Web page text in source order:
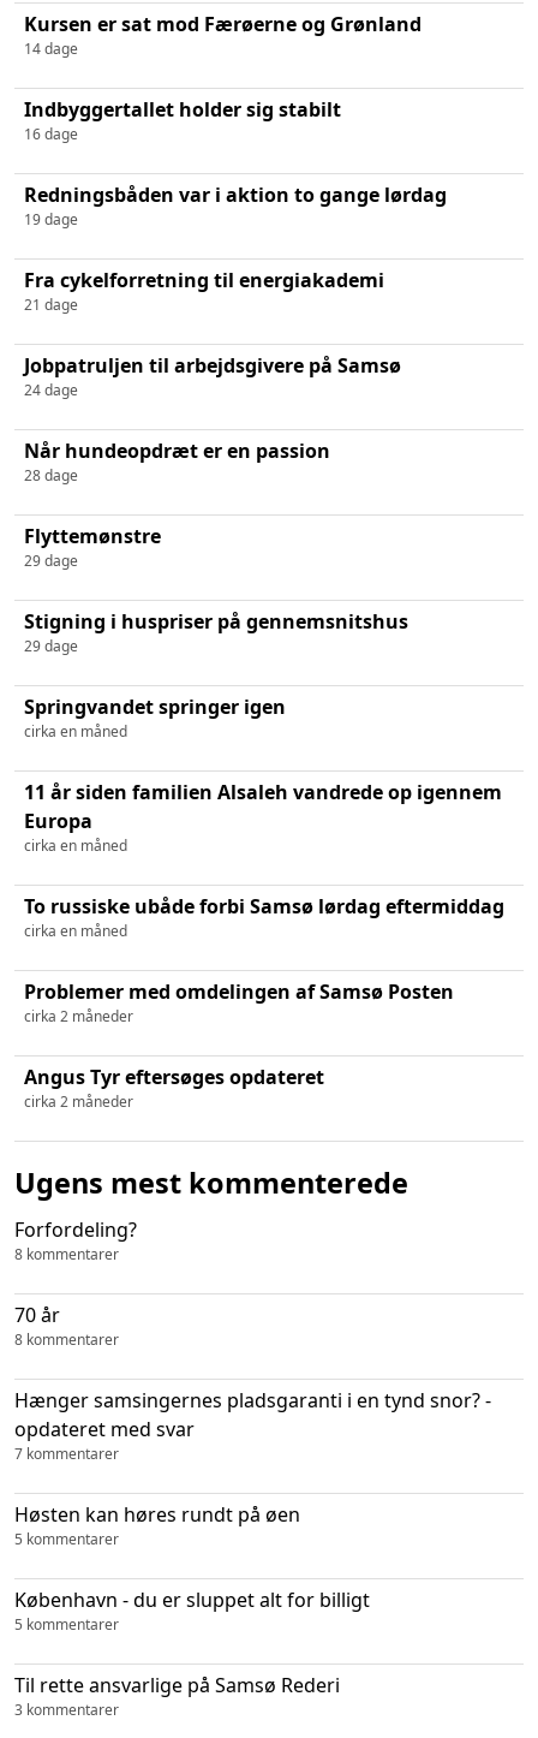
Kursen er sat mod Færøerne og Grønland
14 dage
Indbyggertallet holder sig stabilt
16 dage
Redningsbåden var i aktion to gange lørdag
19 dage
Fra cykelforretning til energiakademi
21 dage
Jobpatruljen til arbejdsgivere på Samsø
24 dage
Når hundeopdræt er en passion
28 dage
Flyttemønstre
29 dage
Stigning i huspriser på gennemsnitshus
29 dage
Springvandet springer igen
cirka en måned
11 år siden familien Alsaleh vandrede op igennem
Europa
cirka en måned
To russiske ubåde forbi Samsø lørdag eftermiddag
cirka en måned
Problemer med omdelingen af Samsø Posten
cirka 2 måneder
Angus Tyr eftersøges opdateret
cirka 2 måneder
Ugens mest kommenterede
Forfordeling?
8 kommentarer
70 år
8 kommentarer
Hænger samsingernes pladsgaranti i en tynd snor? -
opdateret med svar
7 kommentarer
Høsten kan høres rundt på øen
5 kommentarer
København - du er sluppet alt for billigt
5 kommentarer
Til rette ansvarlige på Samsø Rederi
3 kommentarer